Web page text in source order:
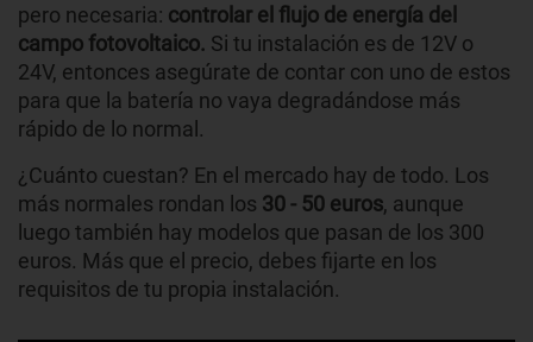
pero necesaria: controlar el flujo de energía del
campo fotovoltaico. Si tu instalación es de 12V o
24V, entonces asegúrate de contar con uno de estos
para que la batería no vaya degradándose más
rápido de lo normal.
¿Cuánto cuestan? En el mercado hay de todo. Los
más normales rondan los 30 - 50 euros, aunque
luego también hay modelos que pasan de los 300
euros. Más que el precio, debes fijarte en los
requisitos de tu propia instalación.